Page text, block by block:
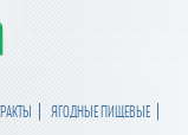
ЯГОДНЫЕ ПИЩЕВЫЕ